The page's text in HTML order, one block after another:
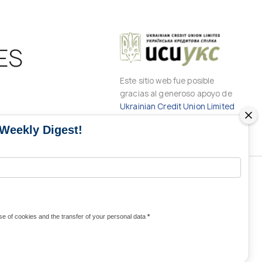
Este sitio web fue posible
gracias al generoso apoyo de
Ukrainian Credit Union Limited
Digest!
of cookies and the transfer of your personal data *